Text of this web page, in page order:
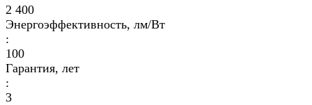
2 400
Энергоэффективность, лм/Вт
:
100
Гарантия, лет
:
3